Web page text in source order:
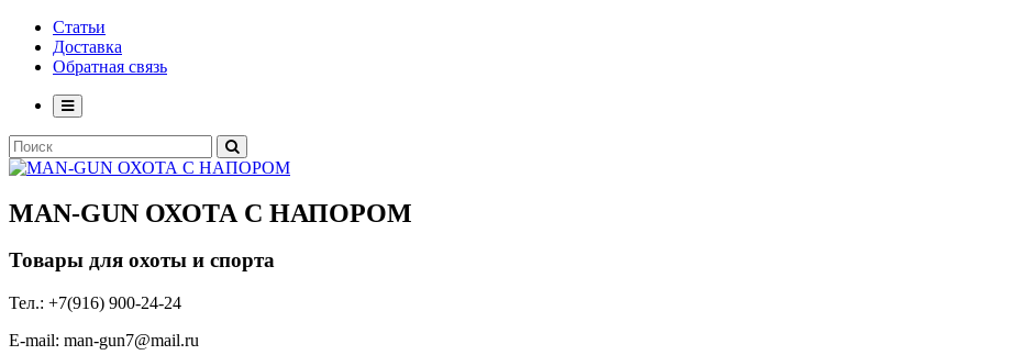
Статьи
Доставка
Обратная связь
MAN-GUN ОХОТА С НАПОРОМ
Товары для охоты и спорта
Тел.: +7(916) 900-24-24
E-mail: man-gun7@mail.ru